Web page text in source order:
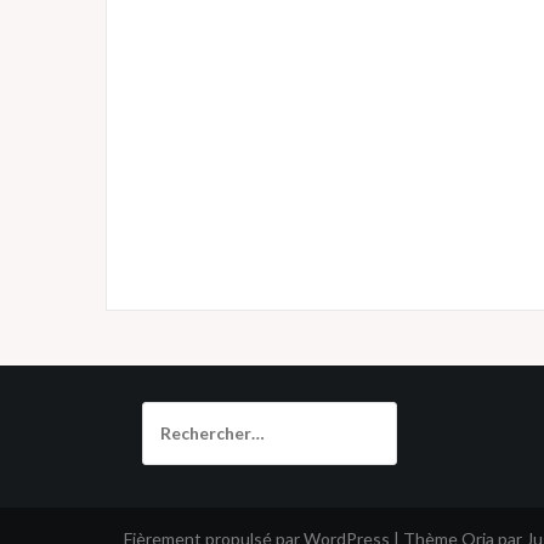
Fièrement propulsé par WordPress | Thème Oria par